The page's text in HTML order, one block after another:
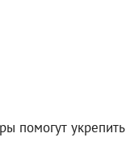
помогут укрепить